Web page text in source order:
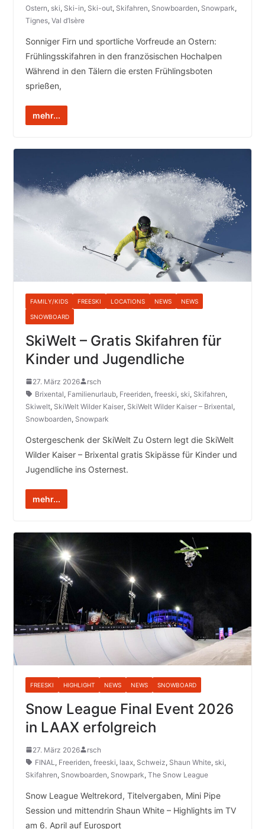
Ostern, ski, Ski-in, Ski-out, Skifahren, Snowboarden, Snowpark,
Tignes, Val d’Isère
Sonniger Firn und sportliche Vorfreude an Ostern:
Frühlingsskifahren in den französischen Hochalpen
Während in den Tälern die ersten Frühlingsboten
sprießen,
mehr...
FAMILY/KIDS FREESKI LOCATIONS NEWS NEWS
SNOWBOARD
SkiWelt – Gratis Skifahren für
Kinder und Jugendliche
27. März 2026
rsch
Brixental, Familienurlaub, Freeriden, freeski, ski, Skifahren,
Skiwelt, SkiWelt Wilder Kaiser, SkiWelt Wilder Kaiser – Brixental,
Snowboarden, Snowpark
Ostergeschenk der SkiWelt Zu Ostern legt die SkiWelt
Wilder Kaiser – Brixental gratis Skipässe für Kinder und
Jugendliche ins Osternest.
mehr...
FREESKI HIGHLIGHT NEWS NEWS SNOWBOARD
Snow League Final Event 2026
in LAAX erfolgreich
27. März 2026
rsch
FINAL , Freeriden, freeski, laax, Schweiz, Shaun White, ski,
Skifahren, Snowboarden, Snowpark, The Snow League
Snow League Weltrekord, Titelvergaben, Mini Pipe
Session und mittendrin Shaun White – Highlights im TV
am 6. April auf Eurosport